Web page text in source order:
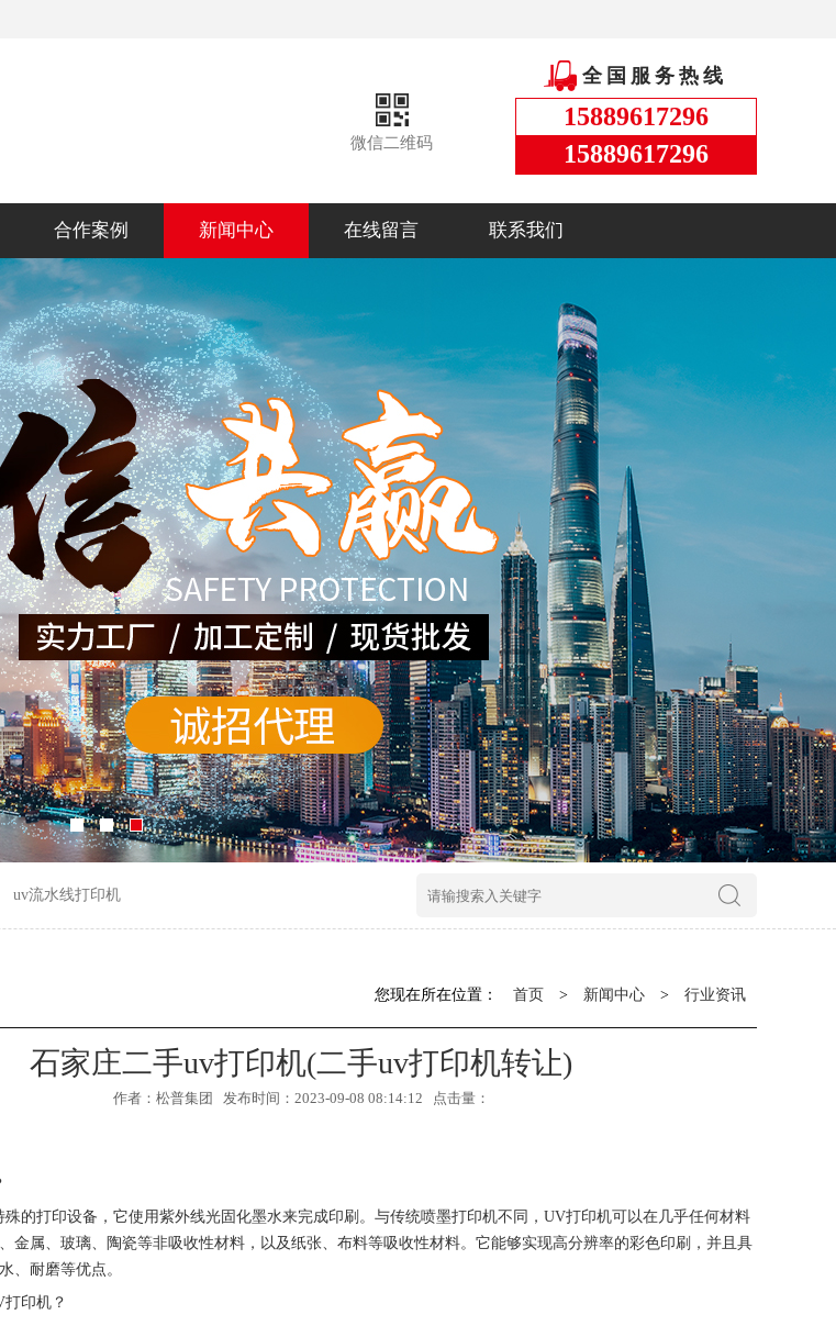
微信二维码
全国服务热线
15889617296
15889617296
合作案例 新闻中心 在线留言 联系我们
uv流水线打印机
您现在所在位置： 首页 > 新闻中心 > 行业资讯
石家庄二手uv打印机(二手uv打印机转让)
作者：松普集团 发布时间：2023-09-08 08:14:12 点击量：
的打印设备，它使用紫外线光固化墨水来完成印刷。与传统喷墨打印机不同，UV打印机可以在几乎任何材料
金属、玻璃、陶瓷等非吸收性材料，以及纸张、布料等吸收性材料。它能够实现高分辨率的彩色印刷，并且具
、耐磨等优点。
印机？